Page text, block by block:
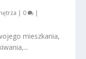
| 0 |
mieszkania,